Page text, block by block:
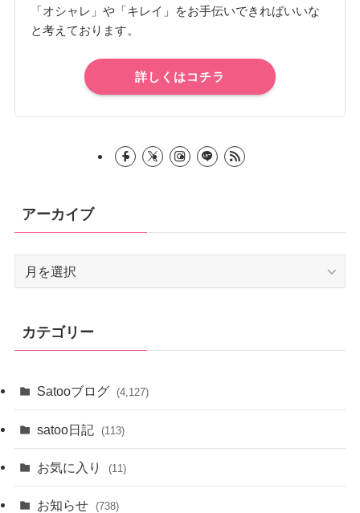
「オシャレ」や「キレイ」をお手伝いできればいいな
と考えております。
詳しくはコチラ
アーカイブ
ブ
カテゴリー
Satooブログ (4,127)
satoo日記 (113)
お気に入り (11)
お知らせ (738)